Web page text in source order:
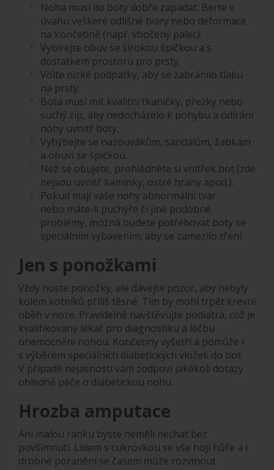
Noha musí do boty dobře zapadat. Berte v
úvahu veškeré odlišné tvary nebo deformace
na končetině (např. vbočený palec).
Vybírejte obuv se širokou špičkou a s
dostatkem prostoru pro prsty.
Volte nízké podpatky, aby se zabránilo tlaku
na prsty.
Bota musí mít kvalitní tkaničky, přezky nebo
suchý zip, aby nedocházelo k pohybu a odírání
nohy uvnitř boty.
Vyhýbejte se nazouvákům, sandálům, žabkám
a obuvi se špičkou.
Než se obujete, prohlédněte si vnitřek bot (zde
nejsou uvnitř kamínky, ostré hrany apod.).
Pokud mají vaše nohy abnormální tvar
nebo máte-li puchýře či jiné podobné
problémy, možná budete potřebovat boty se
speciálním vybavením, aby se zamezilo tření.
Jen s ponožkami
Vždy noste ponožky, ale dávejte pozor, aby nebyly
kolem kotníků příliš těsné. Tím by mohl trpět krevní
oběh v noze. Pravidelně navštěvujte podiatra, což je
kvalifikovaný lékař pro diagnostiku a léčbu
onemocnění nohou. Končetiny vyšetří a pomůže i
s výběrem speciálních diabetických vložek do bot.
V případě nejasností vám zodpoví jakékoli dotazy
ohledně péče o diabetickou nohu.
Hrozba amputace
Ani malou ranku byste neměli nechat bez
povšimnutí. Lidem s cukrovkou se vše hojí hůře a i
drobné poranění se časem může rozvinout